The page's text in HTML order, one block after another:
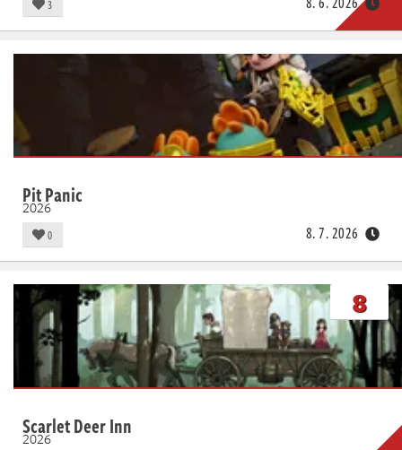
3
Pit Panic
2026
0 8. 7. 2026
8
Scarlet Deer Inn
2026